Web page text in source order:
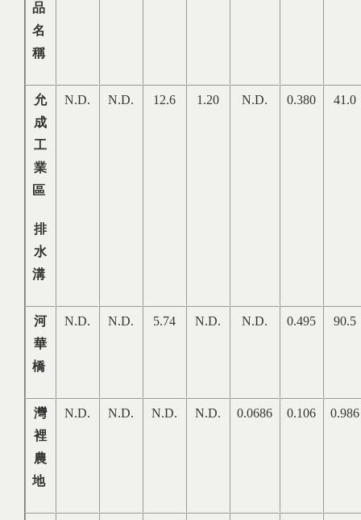
品
名
稱
允
成
工
業
區
排
水
溝
N.D. N.D. 12.6 1.20 N.D. 0.380 41.0
河
華
橋
N.D. N.D. 5.74 N.D. N.D. 0.495 90.5
灣
裡
農
地
N.D. N.D. N.D. N.D. 0.0686 0.106 0.986